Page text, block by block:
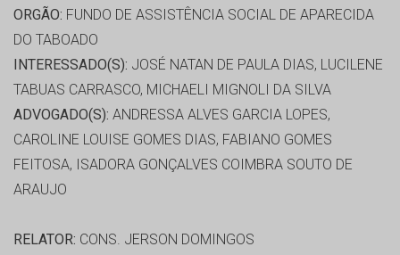
ORGÃO: FUNDO DE ASSISTÊNCIA SOCIAL DE APARECIDA
DO TABOADO
INTERESSADO(S): JOSÉ NATAN DE PAULA DIAS, LUCILENE
TABUAS CARRASCO, MICHAELI MIGNOLI DA SILVA
ADVOGADO(S): ANDRESSA ALVES GARCIA LOPES,
CAROLINE LOUISE GOMES DIAS, FABIANO GOMES
FEITOSA, ISADORA GONÇALVES COIMBRA SOUTO DE
ARAUJO
RELATOR: CONS. JERSON DOMINGOS